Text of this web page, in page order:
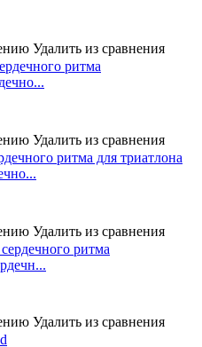
Удалить из сравнения
Удалить из сравнения
Удалить из сравнения
Удалить из сравнения